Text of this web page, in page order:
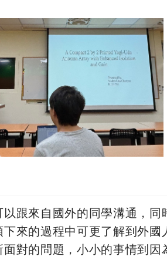
跟來自國外的同學溝通，同
來的過程中可更了解到外國
對的問題，小小的事情到因